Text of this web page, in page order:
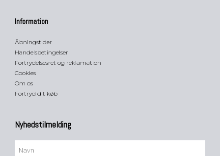
Information
Åbningstider
Handelsbetingelser
Fortrydelsesret og reklamation
Cookies
Om os
Fortryd dit køb
Nyhedstilmelding